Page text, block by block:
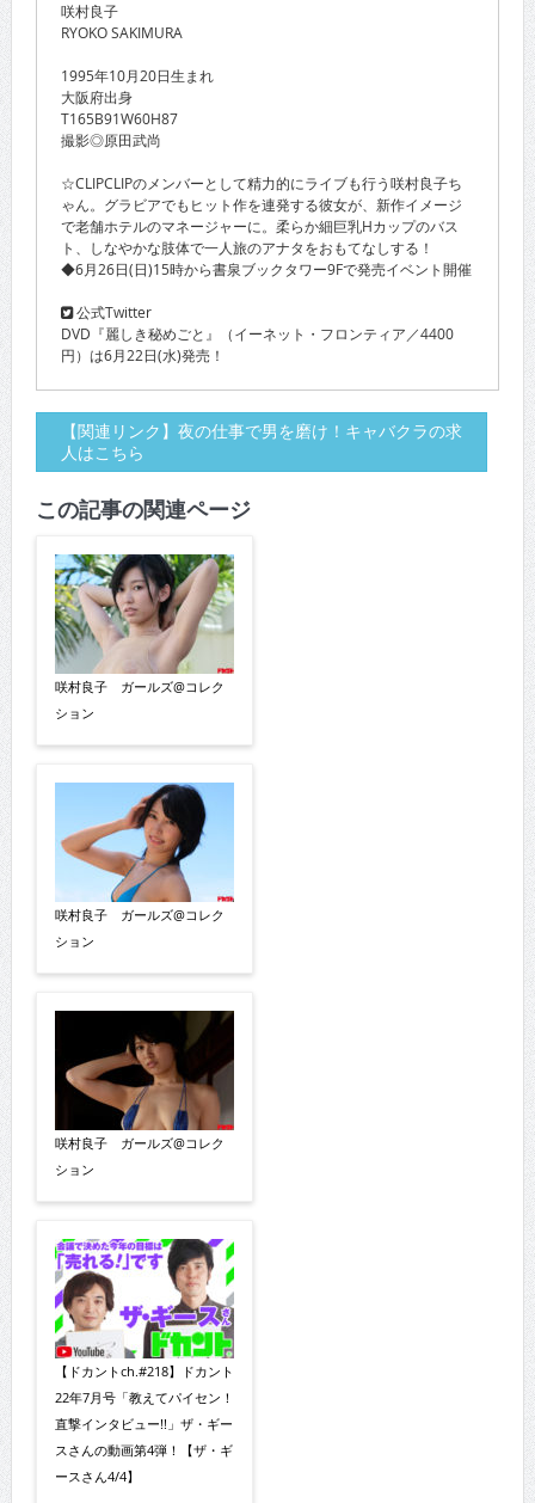
咲村良子
RYOKO SAKIMURA
1995年10月20日生まれ
大阪府出身
T165B91W60H87
撮影◎原田武尚
☆CLIPCLIPのメンバーとして精力的にライブも行う咲村良子ち
ゃん。グラビアでもヒット作を連発する彼女が、新作イメージ
で老舗ホテルのマネージャーに。柔らか細巨乳Hカップのバス
ト、しなやかな肢体で一人旅のアナタをおもてなしする！
◆6月26日(日)15時から書泉ブックタワー9Fで発売イベント開催
公式Twitter
DVD『麗しき秘めごと』（イーネット・フロンティア／4400
円）は6月22日(水)発売！
【関連リンク】夜の仕事で男を磨け！キャバクラの求
人はこちら
この記事の関連ページ
咲村良子 ガールズ@コレク
ション
咲村良子 ガールズ@コレク
ション
咲村良子 ガールズ@コレク
ション
【ドカントch.#218】ドカント
22年7月号「教えてパイセン！
直撃インタビュー!!」ザ・ギー
スさんの動画第4弾！【ザ・ギ
ースさん4/4】